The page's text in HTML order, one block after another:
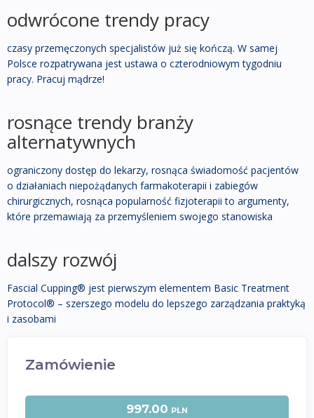
odwrócone trendy pracy
czasy przemęczonych specjalistów już się kończą. W samej
Polsce rozpatrywana jest ustawa o czterodniowym tygodniu
pracy. Pracuj mądrze!
rosnące trendy branży
alternatywnych
ograniczony dostęp do lekarzy, rosnąca świadomość pacjentów
o działaniach niepożądanych farmakoterapii i zabiegów
chirurgicznych, rosnąca popularność fizjoterapii to argumenty,
które przemawiają za przemyśleniem swojego stanowiska
dalszy rozwój
Fascial Cupping® jest pierwszym elementem Basic Treatment
Protocol® – szerszego modelu do lepszego zarządzania praktyką
i zasobami
Zamówienie
997.00 PLN